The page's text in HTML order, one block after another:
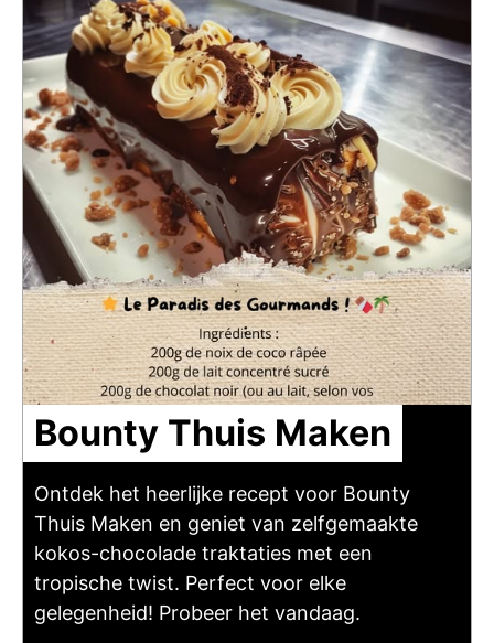
Bounty Thuis Maken
Ontdek het heerlijke recept voor Bounty
Thuis Maken en geniet van zelfgemaakte
kokos-chocolade traktaties met een
tropische twist. Perfect voor elke
gelegenheid! Probeer het vandaag.